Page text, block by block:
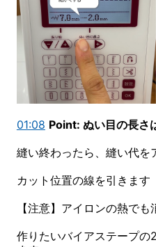
01:08 Point: ぬい目の長さ
縫い終わったら、縫い代を
カット位置の線を引きます
【注意】アイロンの熱で
作りたいバイアステープの